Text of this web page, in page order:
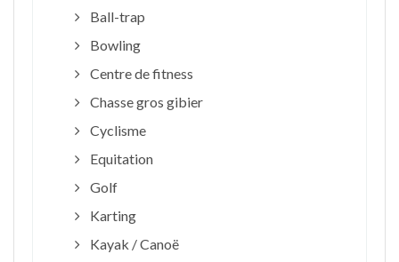
Ball-trap
Bowling
Centre de fitness
Chasse gros gibier
Cyclisme
Equitation
Golf
Karting
Kayak / Canoë